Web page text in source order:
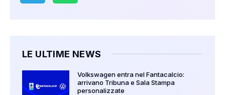
LE ULTIME NEWS
Volkswagen entra nel Fantacalcio:
arrivano Tribuna e Sala Stampa
personalizzate